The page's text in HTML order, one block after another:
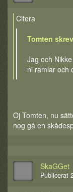
Citera
Tomten
Jag och
ni ramlar och
Oj Tomten, nu
nog gå en
SkaGGet
Publicerat